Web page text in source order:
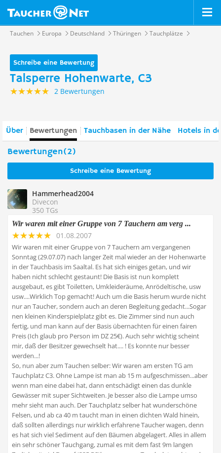
Tauchen Europa Deutschland Thüringen Tauchplätze
Schreibe eine Bewertung
Talsperre Hohenwarte, C3
2 Bewertungen
Über Bewertungen Tauchbasen in der Nähe Hotels in
Bewertungen(2)
Schreibe eine Bewertung
Hammerhead2004
Divecon
350 TGs
Wir waren mit einer Gruppe von 7 Tauchern am verg ...
01.08.2007
Wir waren mit einer Gruppe von 7 Tauchern am vergangenen
Sonntag (29.07.07) nach langer Zeit mal wieder an der Hohenwarte
in der Tauchbasis im Saaltal. Es hat sich einiges getan, und wir
haben nicht schlecht gestaunt! Die Basis ist nun komplett
ausgebaut, es gibt Toiletten, Umkleideräume, Anrödeltische, usw
usw....Wirklich Top gemacht! Auch um die Basis herum wurde nicht
nur an Taucher, sondern auch an deren Begleitung gedacht...Sogar
nen kleinen Kinderspielplatz gibt es. Die Zimmer sind nun auch
fertig, und man kann auf der Basis übernachten für einen fairen
Preis (Ich glaub pro Person im DZ 25€). Auch sehr wichtig scheint
mir, daß der Besitzer gewechselt hat.... ! Es konnte nur besser
werden...!
So, nun aber zum Tauchen selber: Wir waren am ersten TG am
Tauchplatz C3. Ohne Lampe ist man ab 15 m aufgeschmissen...aber
wenn man eine dabei hat, dann entschädigt einen das dunkle
Gewässer mit super Sichtweiten. Je besser also die Lampe umso
mehr sieht man auch. Der Tauchplatz selber hat wunderschöne
Felsen, und ab ca 40 m taucht man in einen dichten Wald hinein,
daß sollten allerdings nur wirklich erfahrene Taucher wagen, denn
es hat sich viel Sediment auf den Bäumen abgelagert. Alles in allem
ein sehr schöner Tauchgang, zumal es mit dem fast 9m langen